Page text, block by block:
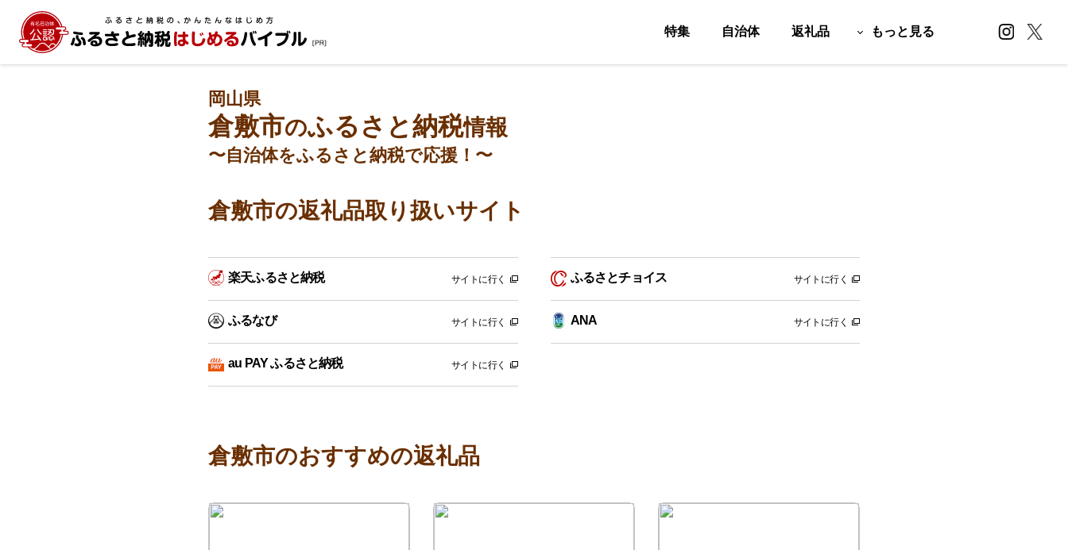
特集 自治体 返礼品 もっと見る
岡山県
倉敷市のふるさと納税情報
〜自治体をふるさと納税で応援！〜
倉敷市の返礼品取り扱いサイト
楽天ふるさと納税 サイトに行く ふるさとチョイス サイトに行く
ふるなび サイトに行く ANA サイトに行く
au PAY ふるさと納税 サイトに行く
倉敷市のおすすめの返礼品